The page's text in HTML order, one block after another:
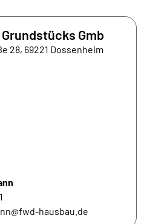
Gmb
28, 69221 Dossenheim
hausbau.de